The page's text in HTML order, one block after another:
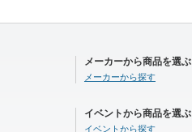
メーカーから商品を選ぶ
メーカーから探す
イベントから商品を選ぶ
イベントから探す